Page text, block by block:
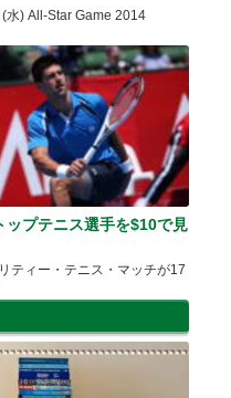
水) All-Star Game 2014
ップテニス選手を$10で見
ティー・テニス・マッチが17